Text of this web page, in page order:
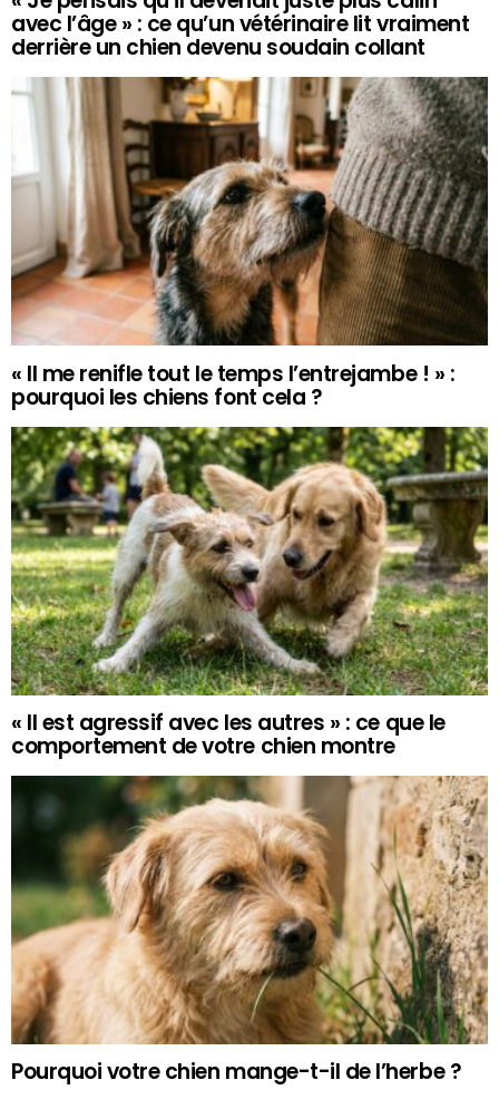
avec l’âge » : ce qu’un vétérinaire lit vraiment
derrière un chien devenu soudain collant
« Il me renifle tout le temps l’entrejambe ! » :
pourquoi les chiens font cela ?
« Il est agressif avec les autres » : ce que le
comportement de votre chien montre
Pourquoi votre chien mange-t-il de l’herbe ?